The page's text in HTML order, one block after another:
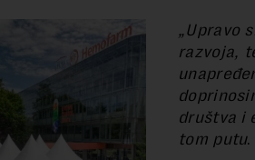
„Upravo
razvoja,
društva i
tom putu.